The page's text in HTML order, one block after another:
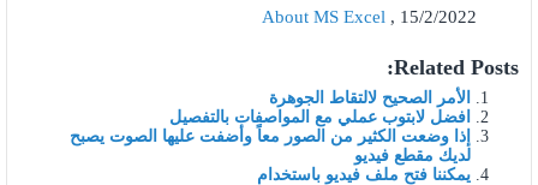
About MS Excel , 15/2/2022
Related Posts:
الأمر الصحيح لالتقاط الجوهرة
افضل لابتوب عملي مع المواصفات بالتفصيل
إذا وضعت الكثير من الصور معاً وأضفت عليها الصوت يصبح
لديك مقطع فيديو
يمكننا فتح ملف فيديو باستخدام